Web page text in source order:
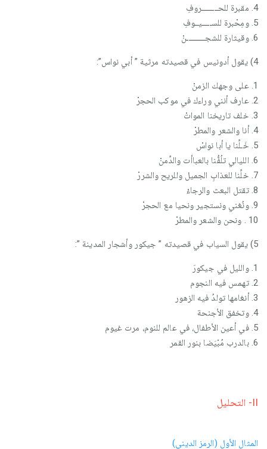
4. مقبرة للحـــــــــروفِ
5. ومِحْبرة للســـــيــوفِ
6. وقيثارة للشجــــــــــنْ
4) يقول أدونيس في قصيدته مرثية ” أبي نواس”:
1. على وجهك الزمنْ
2. عارف أنني وراءك في موكب الحجرْ
3. خلف تاريخنا المواتْ
4. أنا والشعر والمطرْ
5. خَـلِّنا يا أبا نواسْ
6. الليالي تلُفُّنا بالعباأت والدِّمنْ
7. خلِّنا للعذابِ الجميل وللريح والشررْ
8. تقتل البعث والرجاءْ
9. ونُغني ونستجير ونحيا مع الحجرْ
10 . ونحن والشعر والمطرْ
5) يقول السياب في قصيدته ” جيكور وأشجار المدينة ”:
1. والليل في جيكورَ
2. تهمس فيه النجوم
3. أنغامها تولدُ فيه الزهور
4. وتخفق الأجنحة
5. في أعين الأطفال، في عالم للنوم، مرت غيوم
6. بالدرب مُبْيَضا بنور القمر
II- التحليل
المثال الأول (الرمز الديني)